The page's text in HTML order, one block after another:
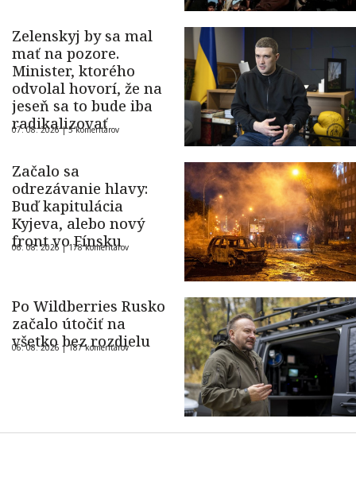
Zelenskyj by sa mal
mať na pozore.
Minister, ktorého
odvolal hovorí, že na
jeseň sa to bude iba
radikalizovať
07. 08. 2026 |5 komentárov
Začalo sa
odrezávanie hlavy:
Buď kapitulácia
Kyjeva, alebo nový
front vo Fínsku
06. 08. 2026 |178 komentárov
Po Wildberries Rusko
začalo útočiť na
všetko bez rozdielu
06. 08. 2026 |187 komentárov